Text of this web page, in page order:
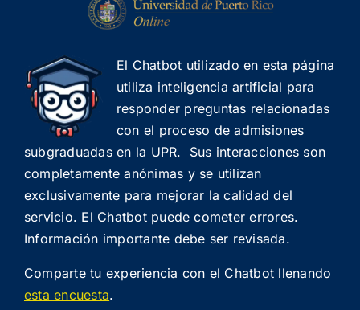
El Chatbot utilizado en esta página
utiliza inteligencia artificial para
responder preguntas relacionadas
con el proceso de admisiones
subgraduadas en la UPR. Sus interacciones son
completamente anónimas y se utilizan
exclusivamente para mejorar la calidad del
servicio. El Chatbot puede cometer errores.
Información importante debe ser revisada.
Comparte tu experiencia con el Chatbot llenando
esta encuesta.